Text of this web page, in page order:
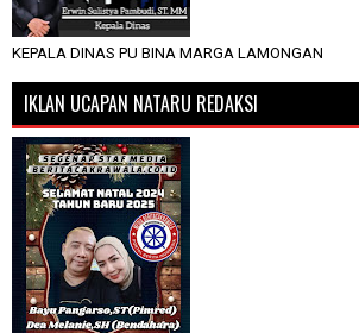
KEPALA DINAS PU BINA MARGA LAMONGAN
IKLAN UCAPAN NATARU REDAKSI